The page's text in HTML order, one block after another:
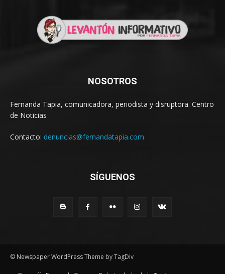
NOSOTROS
Fernanda Tapia, comunicadora, periodista y disruptora. Centro
de Noticias
Contacto: denuncias@fernandatapia.com
SÍGUENOS
© Newspaper WordPress Theme by TagDiv